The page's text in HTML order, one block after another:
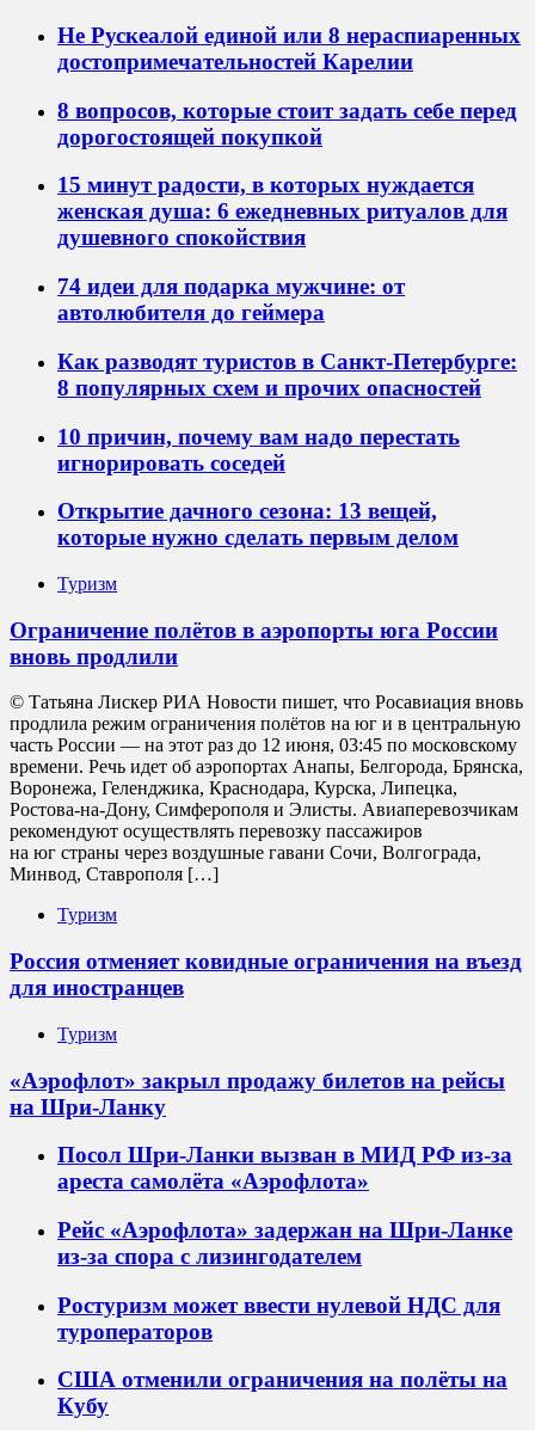
Не Рускеалой единой или 8 нераспиаренных
достопримечательностей Карелии
8 вопросов, которые стоит задать себе перед
дорогостоящей покупкой
15 минут радости, в которых нуждается
женская душа: 6 ежедневных ритуалов для
душевного спокойствия
74 идеи для подарка мужчине: от
автолюбителя до геймера
Как разводят туристов в Санкт-Петербурге:
8 популярных схем и прочих опасностей
10 причин, почему вам надо перестать
игнорировать соседей
Открытие дачного сезона: 13 вещей,
которые нужно сделать первым делом
Туризм
Ограничение полётов в аэропорты юга России
вновь продлили
© Татьяна Лискер РИА Новости пишет, что Росавиация вновь
продлила режим ограничения полётов на юг и в центральную
часть России — на этот раз до 12 июня, 03:45 по московскому
времени. Речь идет об аэропортах Анапы, Белгорода, Брянска,
Воронежа, Геленджика, Краснодара, Курска, Липецка,
Ростова-на-Дону, Симферополя и Элисты. Авиаперевозчикам
рекомендуют осуществлять перевозку пассажиров
на юг страны через воздушные гавани Сочи, Волгограда,
Минвод, Ставрополя […]
Туризм
Россия отменяет ковидные ограничения на въезд
для иностранцев
Туризм
«Аэрофлот» закрыл продажу билетов на рейсы
на Шри-Ланку
Посол Шри-Ланки вызван в МИД РФ из-за
ареста самолёта «Аэрофлота»
Рейс «Аэрофлота» задержан на Шри-Ланке
из-за спора с лизингодателем
Ростуризм может ввести нулевой НДС для
туроператоров
США отменили ограничения на полёты на
Кубу